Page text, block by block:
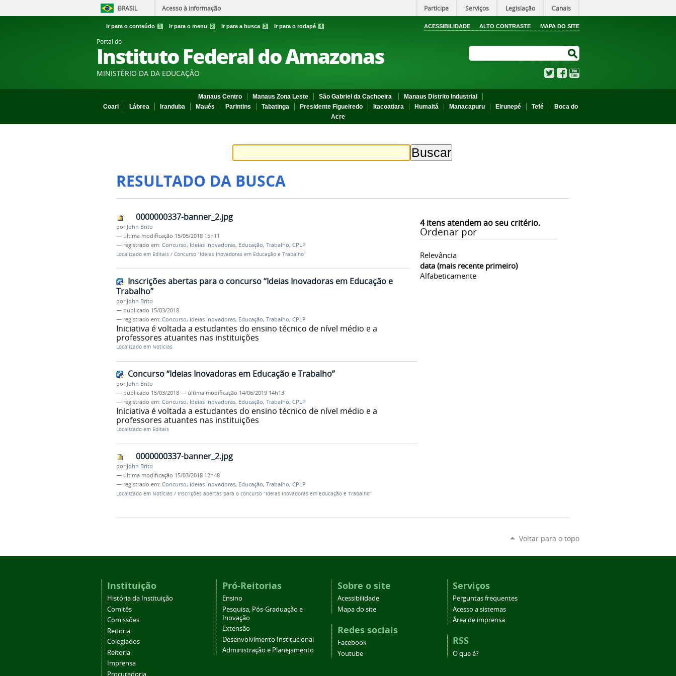
BRASIL Acesso à informação Participe Serviços Legislação Canais
Ir para o conteúdo 1 Ir para o menu 2 Ir para a busca 3 Ir para o rodapé 4 ACESSIBILIDADE ALTO CONTRASTE MAPA DO SITE
Portal do
Instituto Federal do Amazonas
MINISTÉRIO DA DA EDUCAÇÃO TwitterFacebook
Manaus Centro Manaus Zona Leste São Gabriel da Cachoeira
Manaus Distrito Industrial
Coari
Lábrea Iranduba Maués Parintins Tabatinga Presidente Figueiredo Itacoatiara Humaitá Manacapuru Eirunepé Tefé
Boca do
Acre
RESULTADO DA BUSCA
4itens atendem ao seu critério.
Ordenar por
Relevância
data (mais recente primeiro)
Alfabeticamente
0000000337-banner_2.jpg
por John Brito
— última modificação 15/05/2018 15h11
— registrado em: Concurso, Ideias Inovadoras, Educação, Trabalho, CPLP
Localizado em Editais / Concurso “Ideias Inovadoras em Educação e Trabalho”
Inscrições abertas para o concurso “Ideias Inovadoras em Educação e
Trabalho”
por John Brito
— publicado 15/03/2018
— registrado em: Concurso, Ideias Inovadoras, Educação, Trabalho, CPLP
Iniciativa é voltada a estudantes do ensino técnico de nível médio e a
professores atuantes nas instituições
Localizado em Notícias
Concurso “Ideias Inovadoras em Educação e Trabalho”
por John Brito
— publicado 15/03/2018 — última modificação 14/06/2019 14h13
— registrado em: Concurso, Ideias Inovadoras, Educação, Trabalho, CPLP
Iniciativa é voltada a estudantes do ensino técnico de nível médio e a
professores atuantes nas instituições
Localizado em Editais
0000000337-banner_2.jpg
por John Brito
— última modificação 15/03/2018 12h48
— registrado em: Concurso, Ideias Inovadoras, Educação, Trabalho, CPLP
Localizado em Notícias / Inscrições abertas para o concurso “Ideias Inovadoras em Educação e Trabalho”
Voltar para o topo
Instituição
História da Instituição
Comitês
Comissões
Reitoria
Colegiados
Reitoria
Imprensa
Procuradoria
Pró-Reitorias
Ensino
Pesquisa, Pós-Graduação e
Inovação
Extensão
Desenvolvimento Institucional
Administração e Planejamento
Sobre o site
Acessibilidade
Mapa do site
Redes sociais
Facebook
Youtube
Serviços
Perguntas frequentes
Acesso a sistemas
Área de imprensa
RSS
O que é?